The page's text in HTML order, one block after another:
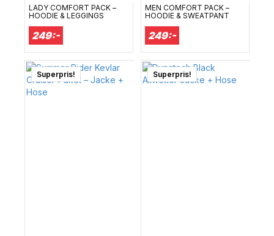
LADY COMFORT PACK –
HOODIE & LEGGINGS
249:-
MEN COMFORT PACK –
HOODIE & SWEATPANT
249:-
Superpris! Superpris!